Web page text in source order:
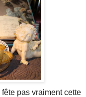
pas vraiment cette